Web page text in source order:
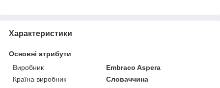
Характеристики
Основні атрибути
Виробник
Embraco Aspera
Країна виробник
Словаччина